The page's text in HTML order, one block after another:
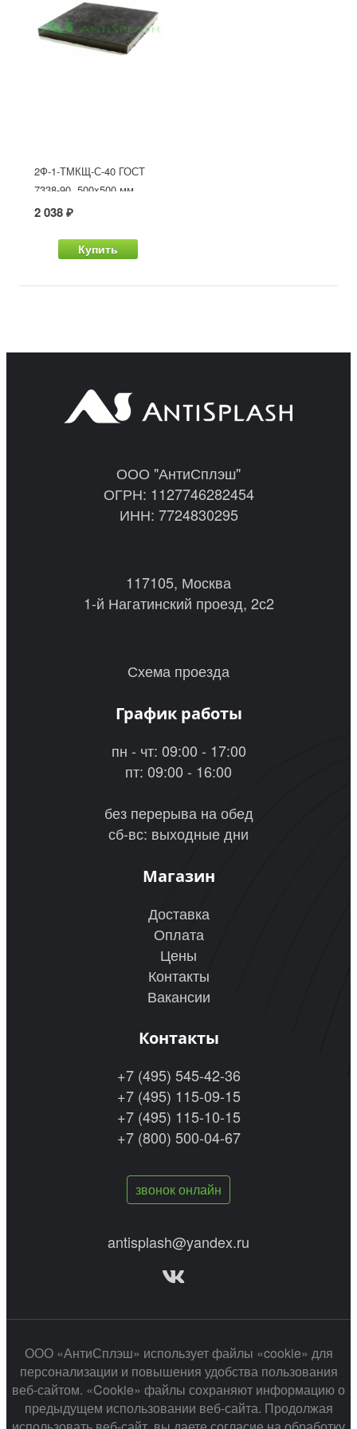
2Ф-1-ТМКЩ-С-40 ГОСТ
7338-90, 500x500 мм
2 038 ₽
Купить
ООО "АнтиСплэш"
ОГРН: 1127746282454
ИНН: 7724830295
117105, Москва
1-й Нагатинский проезд, 2с2
Схема проезда
График работы
пн - чт: 09:00 - 17:00
пт: 09:00 - 16:00
без перерыва на обед
сб-вс: выходные дни
Магазин
Доставка
Оплата
Цены
Контакты
Вакансии
Контакты
+7 (495) 545-42-36
+7 (495) 115-09-15
+7 (495) 115-10-15
+7 (800) 500-04-67
звонок онлайн
antisplash@yandex.ru
ООО «АнтиСплэш» использует файлы «cookie» для
персонализации и повышения удобства пользования
веб-сайтом. «Cookie» файлы сохраняют информацию о
предыдущем использовании веб-сайта. Продолжая